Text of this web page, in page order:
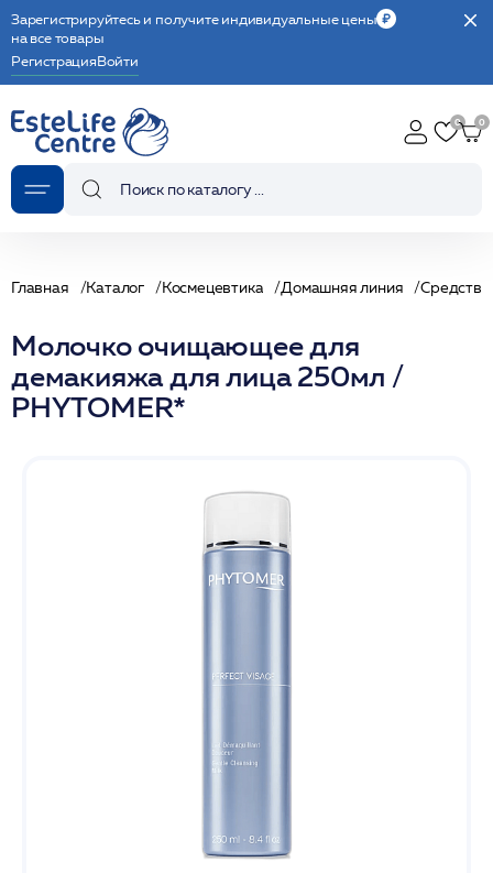
Зарегистрируйтесь и получите индивидуальные цены
на все товары
РегистрацияВойти
Главная Каталог Космецевтика Домашняя линия
Молочко очищающее для
демакияжа для лица 250мл /
PHYTOMER*